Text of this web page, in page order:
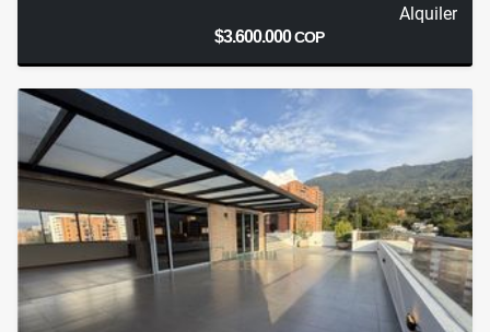
Alquiler
$3.600.000COP